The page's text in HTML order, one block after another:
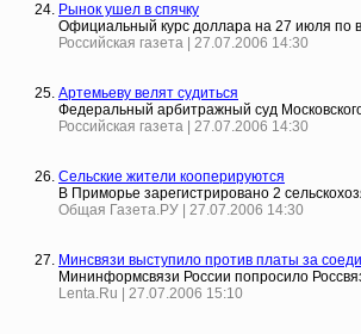
Рынок ушел в спячку
Официальный курс доллара на 27 июля по
Российская газета | 27.07.2006 14:30
Артемьеву велят судиться
Федеральный арбитражный суд
Российская газета | 27.07.2006 14:30
Сельские жители кооперируются
В Приморье зарегистрировано 2
Общая Газета.РУ | 27.07.2006 14:30
Минсвязи выступило против платы за
Мининформсвязи России попросило
Lenta.Ru | 27.07.2006 15:10